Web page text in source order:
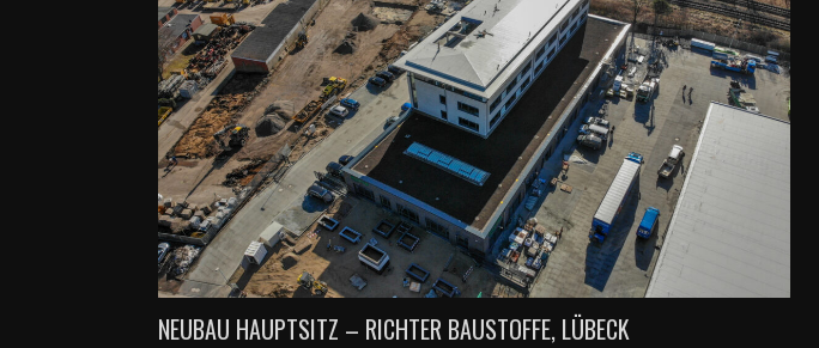
NEUBAU HAUPTSITZ – RICHTER BAUSTOFFE, LÜBECK